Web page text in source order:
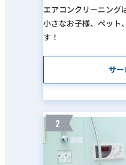
エアコンクリーニング
小さなお子様、ペット
す！
サ
2